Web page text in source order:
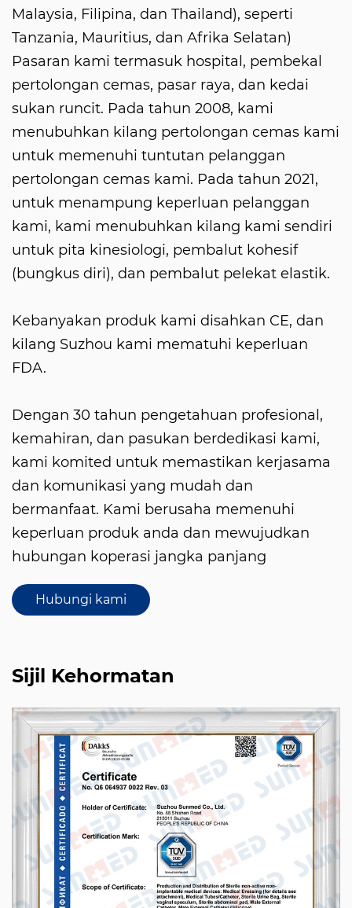
Malaysia, Filipina, dan Thailand), seperti
Tanzania, Mauritius, dan Afrika Selatan)
Pasaran kami termasuk hospital, pembekal
pertolongan cemas, pasar raya, dan kedai
sukan runcit. Pada tahun 2008, kami
menubuhkan kilang pertolongan cemas kami
untuk memenuhi tuntutan pelanggan
pertolongan cemas kami. Pada tahun 2021,
untuk menampung keperluan pelanggan
kami, kami menubuhkan kilang kami sendiri
untuk pita kinesiologi, pembalut kohesif
(bungkus diri), dan pembalut pelekat elastik.
Kebanyakan produk kami disahkan CE, dan
kilang Suzhou kami mematuhi keperluan
FDA.
Dengan 30 tahun pengetahuan profesional,
kemahiran, dan pasukan berdedikasi kami,
kami komited untuk memastikan kerjasama
dan komunikasi yang mudah dan
bermanfaat. Kami berusaha memenuhi
keperluan produk anda dan mewujudkan
hubungan koperasi jangka panjang
Hubungi kami
Sijil Kehormatan